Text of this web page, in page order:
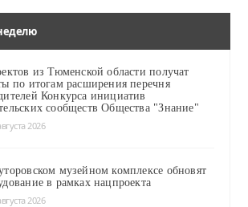
из Тюменской области получат
по итогам расширения перечня
Конкурса инициатив
сообществ Общества "Знание"
2026
музейном комплексе обновят
в рамках нацпроекта
2026